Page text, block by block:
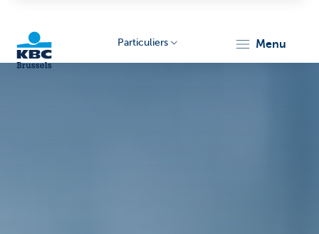
Particuliers menu